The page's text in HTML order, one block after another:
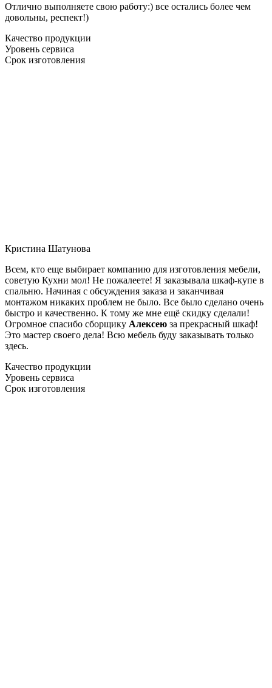
Отлично выполняете свою работу:) все остались более чем
довольны, респект!)
Качество продукции
Уровень сервиса
Срок изготовления
Кристина Шатунова
Всем, кто еще выбирает компанию для изготовления мебели,
советую Кухни мол! Не пожалеете! Я заказывала шкаф-купе в
спальню. Начиная с обсуждения заказа и заканчивая
монтажом никаких проблем не было. Все было сделано очень
быстро и качественно. К тому же мне ещё скидку сделали!
Огромное спасибо сборщику Алексею за прекрасный шкаф!
Это мастер своего дела! Всю мебель буду заказывать только
здесь.
Качество продукции
Уровень сервиса
Срок изготовления